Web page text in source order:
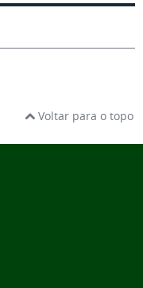
Voltar para o topo